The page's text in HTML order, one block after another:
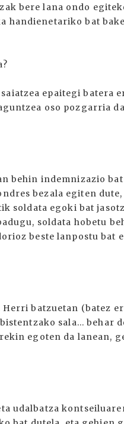
bere lana ondo
handienetariko bat
epaitegi batera
oso pozgarria
behin indemnizazio
bezala egiten
soldata egoki bat
soldata hobetu
beste lanpostu bat
batzuetan (batez
sala... behar
egoten da lanean,
udalbatza